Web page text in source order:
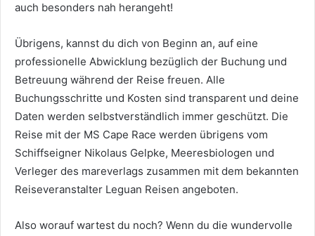
auch besonders nah herangeht!
Übrigens, kannst du dich von Beginn an, auf eine
professionelle Abwicklung bezüglich der Buchung und
Betreuung während der Reise freuen. Alle
Buchungsschritte und Kosten sind transparent und deine
Daten werden selbstverständlich immer geschützt. Die
Reise mit der MS Cape Race werden übrigens vom
Schiffseigner Nikolaus Gelpke, Meeresbiologen und
Verleger des mareverlags zusammen mit dem bekannten
Reiseveranstalter Leguan Reisen angeboten.
Also worauf wartest du noch? Wenn du die wundervolle